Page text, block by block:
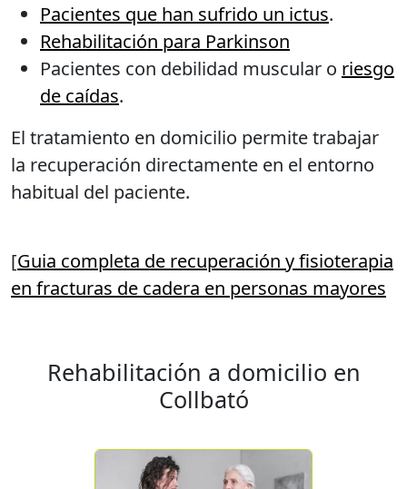
Pacientes que han sufrido un ictus.
Rehabilitación para Parkinson
Pacientes con debilidad muscular o riesgo
de caídas.
El tratamiento en domicilio permite trabajar
la recuperación directamente en el entorno
habitual del paciente.
[Guia completa de recuperación y fisioterapia
en fracturas de cadera en personas mayores
Rehabilitación a domicilio en
Collbató